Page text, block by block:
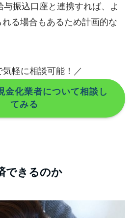
振込口座と連携すれば、よ
る場合もあるため計画的な
気軽に相談可能！／
金化業者について相談し
てみる
できるのか